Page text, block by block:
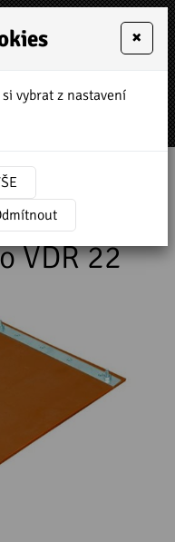
stavebních strojů
Příslušenství
pro VDR 22
VDR 22
×
vybrat z nastavení